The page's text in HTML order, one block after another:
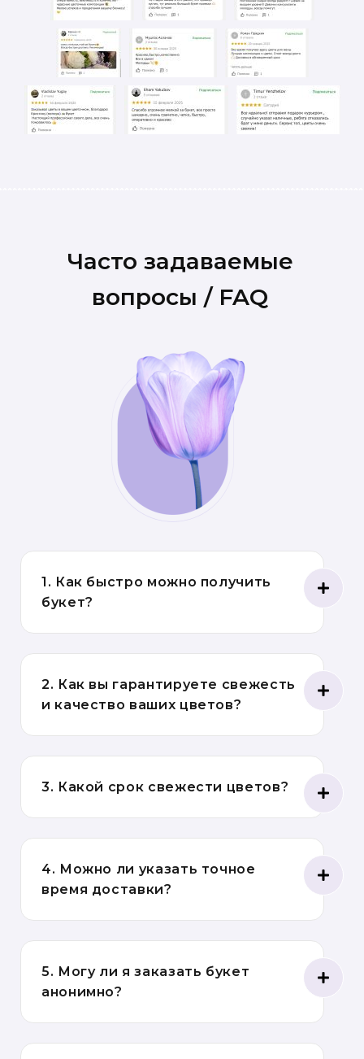
Часто задаваемые
вопросы / FAQ
1. Как быстро можно получить
букет?
2. Как вы гарантируете свежесть
и качество ваших цветов?
3. Какой срок свежести цветов?
4. Можно ли указать точное
время доставки?
5. Могу ли я заказать букет
анонимно?